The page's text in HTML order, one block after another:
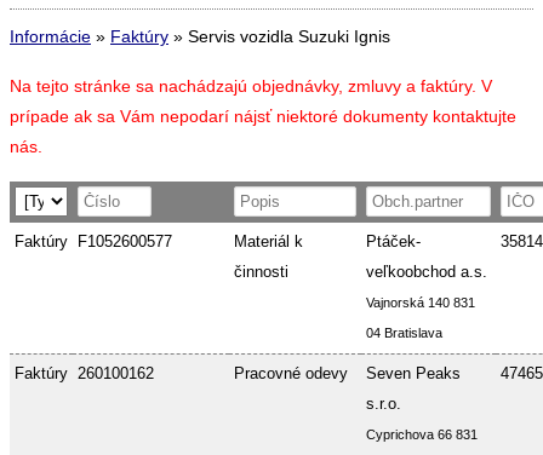
Informácie » Faktúry » Servis vozidla Suzuki Ignis
Na tejto stránke sa nachádzajú objednávky, zmluvy a faktúry. V
prípade ak sa Vám nepodarí nájsť niektoré dokumenty kontaktujte
nás.
Faktúry F1052600577
Materiál k
činnosti
Ptáček-
veľkoobchod a.s.
Vajnorská 140 831
04 Bratislava
Faktúry 260100162 Pracovné odevy
Seven Peaks
s.r.o.
Cyprichova 66 831